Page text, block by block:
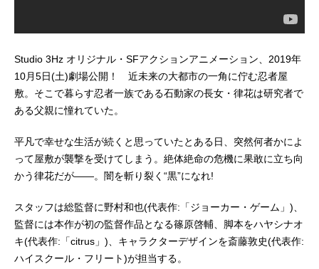
Studio 3Hz オリジナル・SFアクションアニメーション、2019年
10月5日(土)劇場公開！ 近未来の大都市の一角に佇む忍者屋
敷。そこで暮らす忍者一族である石動家の長女・律花は研究者で
ある父親に憧れていた。
平凡で幸せな生活が続くと思っていたとある日、突然何者かによ
って屋敷が襲撃を受けてしまう。絶体絶命の危機に果敢に立ち向
かう律花だが――。闇を斬り裂く“黒”になれ!
スタッフは総監督に野村和也(代表作:「ジョーカー・ゲーム」)、
監督には本作が初の監督作品となる篠原啓輔、脚本をハヤシナオ
キ(代表作:「citrus」)、キャラクターデザインを斎藤敦史(代表作:
ハイスクール・フリート)が担当する。